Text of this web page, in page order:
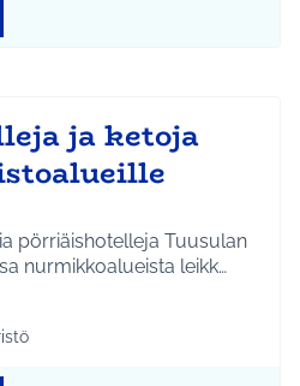
ja ketoja
pörriäishotelleja Tuusulan
nurmikkoalueista leikk…
Koko Tuusula
teeman mukaan: Ympäristö